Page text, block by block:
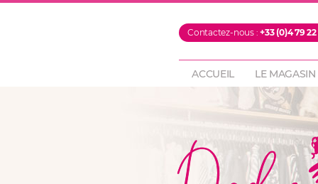
Contactez-nous :+33 (0)4 79
ACCUEIL LE MAGASIN
PANTALONS
FOULARDS &